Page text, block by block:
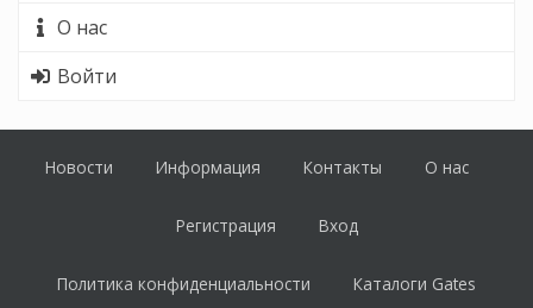
О нас
Войти
Новости Информация Контакты О нас
Регистрация Вход
Политика конфиденциальности Каталоги Gates